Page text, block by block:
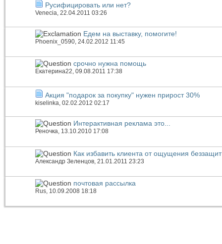
Русифицировать или нет?
Venecia, 22.04.2011 03:26
Едем на выставку, помогите!
Phoenix_0590 , 24.02.2012 11:45
срочно нужна помощь
Екатерина22, 09.08.2011 17:38
Акция "подарок за покупку" нужен прирост 30%
kiselinka , 02.02.2012 02:17
Интерактивная реклама это...
Реночка, 13.10.2010 17:08
Как избавить клиента от ощущения
Александр Зеленцов , 21.01.2011 23:23
почтовая рассылка
Rus, 10.09.2008 18:18